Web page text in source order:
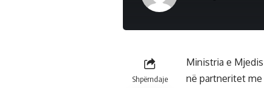
Shpërndaje
Ministria e
në partneritet me